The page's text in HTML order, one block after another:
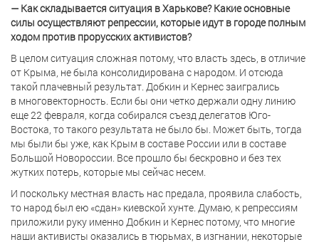
— Как складывается ситуация в Харькове? Какие основные
силы осуществляют репрессии, которые идут в городе полным
ходом против прорусских активистов?
В целом ситуация сложная потому, что власть здесь, в отличие
от Крыма, не была консолидирована с народом. И отсюда
такой плачевный результат. Добкин и Кернес заигрались
в многовекторность. Если бы они четко держали одну линию
еще 22 февраля, когда собирался съезд делегатов Юго-
Востока, то такого результата не было бы. Может быть, тогда
мы были бы уже, как Крым в составе России или в составе
Большой Новороссии. Все прошло бы бескровно и без тех
жутких потерь, которые мы сейчас несем.
И поскольку местная власть нас предала, проявила слабость,
то народ был ею «сдан» киевской хунте. Думаю, к репрессиям
приложили руку именно Добкин и Кернес потому, что многие
наши активисты оказались в тюрьмах, в изгнании, некоторые